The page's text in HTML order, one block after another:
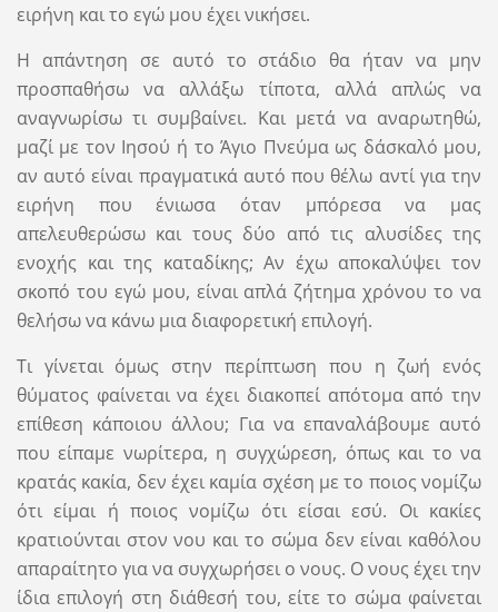
ειρήνη και το εγώ μου έχει νικήσει.
Η απάντηση σε αυτό το στάδιο θα ήταν να μην
προσπαθήσω να αλλάξω τίποτα, αλλά απλώς να
αναγνωρίσω τι συμβαίνει. Και μετά να αναρωτηθώ,
μαζί με τον Ιησού ή το Άγιο Πνεύμα ως δάσκαλό μου,
αν αυτό είναι πραγματικά αυτό που θέλω αντί για την
ειρήνη που ένιωσα όταν μπόρεσα να μας
απελευθερώσω και τους δύο από τις αλυσίδες της
ενοχής και της καταδίκης; Αν έχω αποκαλύψει τον
σκοπό του εγώ μου, είναι απλά ζήτημα χρόνου το να
θελήσω να κάνω μια διαφορετική επιλογή.
Τι γίνεται όμως στην περίπτωση που η ζωή ενός
θύματος φαίνεται να έχει διακοπεί απότομα από την
επίθεση κάποιου άλλου; Για να επαναλάβουμε αυτό
που είπαμε νωρίτερα, η συγχώρεση, όπως και το να
κρατάς κακία, δεν έχει καμία σχέση με το ποιος νομίζω
ότι είμαι ή ποιος νομίζω ότι είσαι εσύ. Οι κακίες
κρατιούνται στον νου και το σώμα δεν είναι καθόλου
απαραίτητο για να συγχωρήσει ο νους. Ο νους έχει την
ίδια επιλογή στη διάθεσή του, είτε το σώμα φαίνεται